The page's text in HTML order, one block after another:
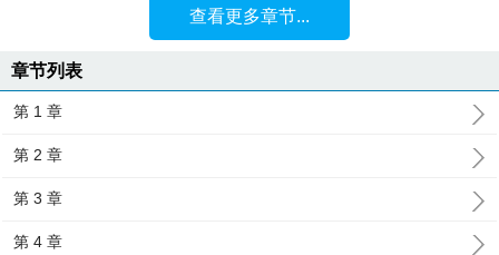
查看更多章节...
章节列表
第 1 章
第 2 章
第 3 章
第 4 章